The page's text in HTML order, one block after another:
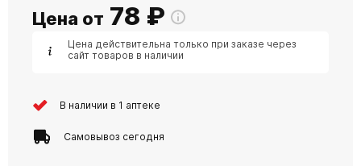
Цена от 78 ₽
Цена действительна только при заказе через
сайт товаров в наличии
В наличии в 1 аптеке
Самовывоз сегодня